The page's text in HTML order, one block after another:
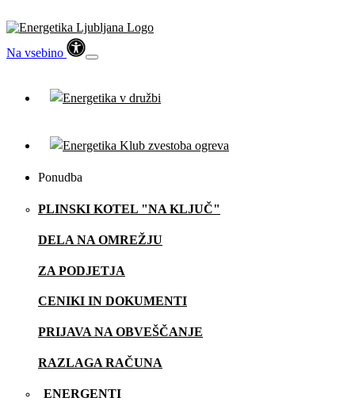
Na vsebino
Ponudba
PLINSKI KOTEL "NA KLJUČ"
DELA NA OMREŽJU
ZA PODJETJA
CENIKI IN DOKUMENTI
PRIJAVA NA OBVEŠČANJE
RAZLAGA RAČUNA
ENERGENTI